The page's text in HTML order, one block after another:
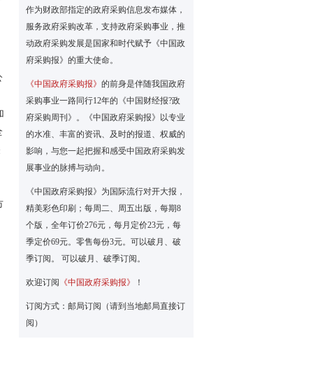
作为财政部指定的政府采购信息发布媒体，
服务政府采购改革，支持政府采购事业，推
动政府采购发展是国家和时代赋予《中国政
府采购报》的重大使命。
《中国政府采购报》 的前身是伴随我国政府
采购事业一路同行12年的《中国财经报?政
府采购周刊》。《中国政府采购报》以专业
的水准、丰富的资讯、及时的报道、权威的
影响，与您一起把握和感受中国政府采购发
展事业的脉搏与动向。
《中国政府采购报》为国际流行对开大报，
精美彩色印刷；每周二、周五出版，每期8
个版，全年订价276元，每月定价23元，每
季定价69元。零售每份3元。可以破月、破
季订阅。 可以破月、破季订阅。
欢迎订阅 《中国政府采购报》 ！
订阅方式：邮局订阅（请到当地邮局直接订
阅）